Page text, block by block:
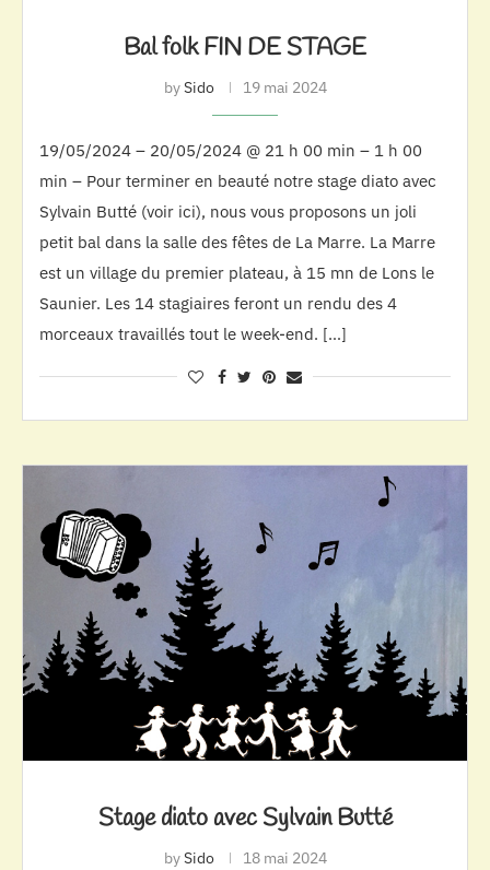
Bal folk FIN DE STAGE
bySido 19 mai 2024
19/05/2024 – 20/05/2024 @ 21 h 00 min – 1 h 00
min – Pour terminer en beauté notre stage diato avec
Sylvain Butté (voir ici), nous vous proposons un joli
petit bal dans la salle des fêtes de La Marre. La Marre
est un village du premier plateau, à 15 mn de Lons le
Saunier. Les 14 stagiaires feront un rendu des 4
morceaux travaillés tout le week-end. […]
Stage diato avec Sylvain Butté
bySido 18 mai 2024